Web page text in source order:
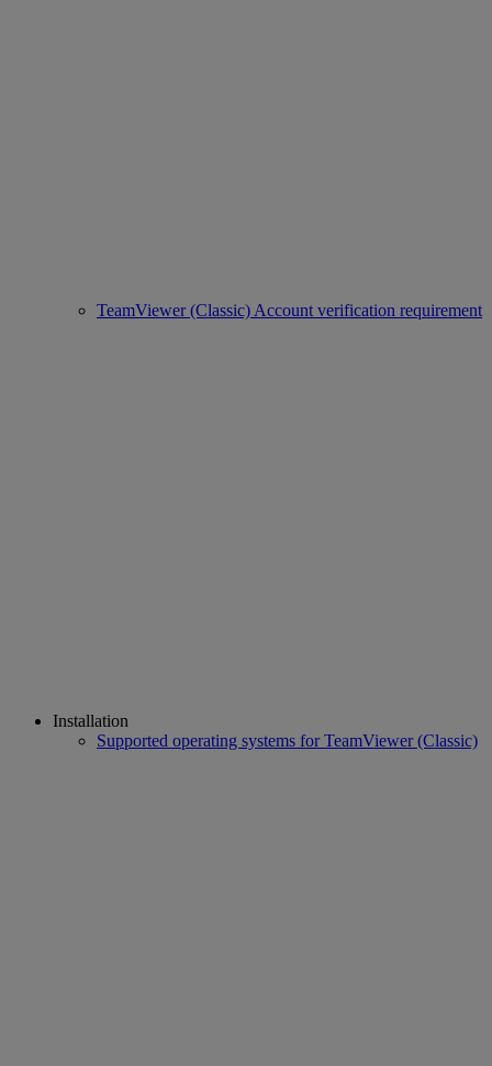
TeamViewer (Classic) Account verification requirement
Installation
Supported operating systems for TeamViewer (Classic)